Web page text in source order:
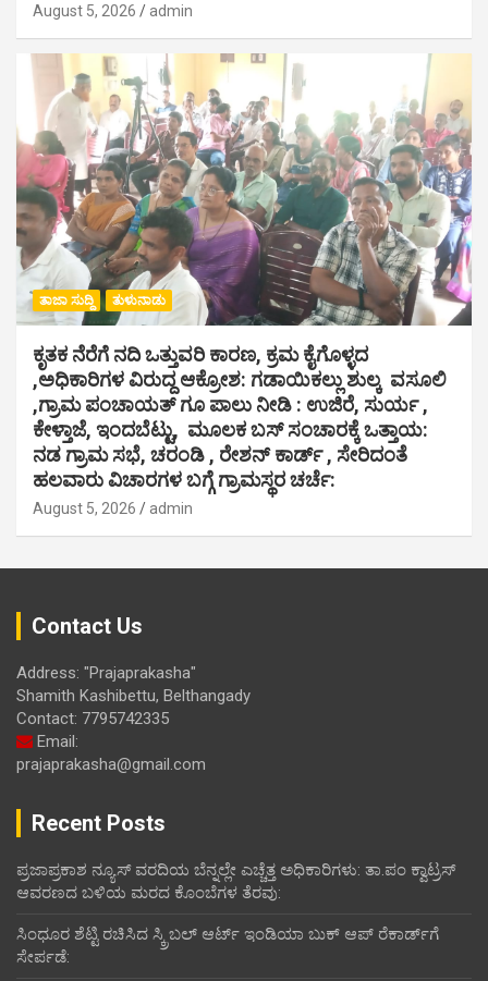
August 5, 2026 admin
ತಾಜಾ ಸುದ್ದಿ ತುಳುನಾಡು
ಕೃತಕ ನೆರೆಗೆ ನದಿ ಒತ್ತುವರಿ ಕಾರಣ, ಕ್ರಮ ಕೈಗೊಳ್ಳದ
,ಅಧಿಕಾರಿಗಳ ವಿರುದ್ದ ಆಕ್ರೋಶ: ಗಡಾಯಿಕಲ್ಲು ಶುಲ್ಕ ವಸೂಲಿ
,ಗ್ರಾಮ ಪಂಚಾಯತ್ ಗೂ ಪಾಲು ನೀಡಿ : ಉಜಿರೆ, ಸುರ್ಯ ,
ಕೇಳ್ತಾಜೆ, ಇಂದಬೆಟ್ಟು, ಮೂಲಕ ಬಸ್ ಸಂಚಾರಕ್ಕೆ ಒತ್ತಾಯ:
ನಡ ಗ್ರಾಮ ಸಭೆ, ಚರಂಡಿ , ರೇಶನ್ ಕಾರ್ಡ್ , ಸೇರಿದಂತೆ
ಹಲವಾರು ವಿಚಾರಗಳ ಬಗ್ಗೆ ಗ್ರಾಮಸ್ಥರ ಚರ್ಚೆ:
August 5, 2026 admin
Contact Us
Address: "Prajaprakasha"
Shamith Kashibettu, Belthangady
Contact: 7795742335
Email:
prajaprakasha@gmail.com
Recent Posts
ಪ್ರಜಾಪ್ರಕಾಶ ನ್ಯೂಸ್ ವರದಿಯ ಬೆನ್ನಲ್ಲೇ ಎಚ್ಚೆತ್ತ ಅಧಿಕಾರಿಗಳು: ತಾ.ಪಂ ಕ್ವಾಟ್ರಸ್
ಆವರಣದ ಬಳಿಯ ಮರದ ಕೊಂಬೆಗಳ ತೆರವು:
ಸಿಂಧೂರ ಶೆಟ್ಟಿ ರಚಿಸಿದ ಸ್ಕ್ರಿಬಲ್ ಆರ್ಟ್ ಇಂಡಿಯಾ ಬುಕ್ ಆಪ್ ರೆಕಾರ್ಡ್‌ಗೆ
ಸೇರ್ಪಡೆ: